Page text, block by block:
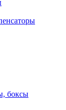
боксы